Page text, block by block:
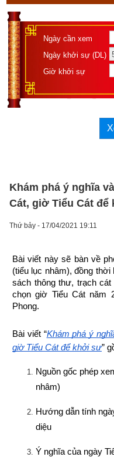
Ngày cần xem
Ngày khởi sự (DL)
Giờ khởi sự
Khám phá ý nghĩa
Cát, giờ Tiểu Cát
Thứ bảy - 17/04/2021 19:11
Bài viết này sẽ bàn về
(tiểu lục nhâm), đồng thời
sách thông thư, trạch
chọn giờ Tiểu Cát năm
Phong.
Bài viết “Khám phá ý
giờ Tiểu Cát để khởi sự”
Nguồn gốc phép
nhâm)
Hướng dẫn tính
diệu
Ý nghĩa của ngày